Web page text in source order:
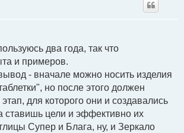
два года, так что
и примеров.
- вначале можно носить изделия
но после этого должен
для которого они и создавались
ставишь цели и эффективно их
Супер и Блага, ну, и Зеркало